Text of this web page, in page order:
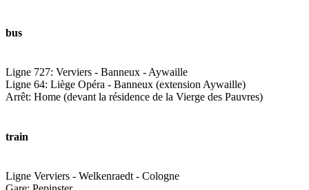
bus
Ligne 727: Verviers - Banneux - Aywaille
Ligne 64: Liège Opéra - Banneux (extension Aywaille)
Arrêt: Home (devant la résidence de la Vierge des Pauvres)
train
Ligne Verviers - Welkenraedt - Cologne